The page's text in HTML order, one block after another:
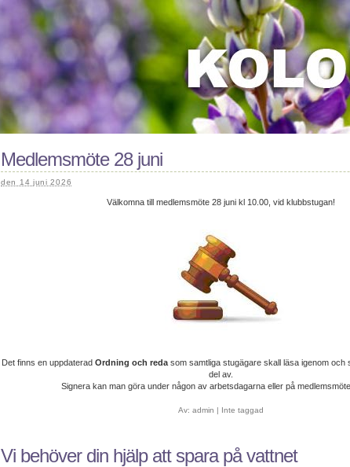
Medlemsmöte 28 juni
den 14 juni 2026
Välkomna till medlemsmöte 28 juni kl 10.00, vid klubbstugan!
Det finns en uppdaterad Ordning och reda som samtliga stugägare skall läsa igenom och
del av.
Signera kan man göra under någon av arbetsdagarna eller på
Av: admin | Inte taggad
Vi behöver din hjälp att spara på vattnet